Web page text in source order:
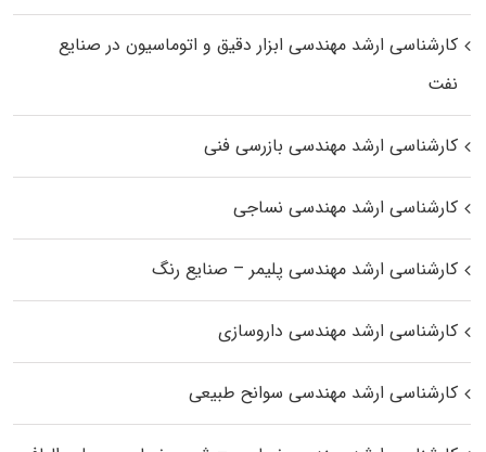
کارشناسی ارشد مهندسی ابزار دقیق و اتوماسیون در صنایع
نفت
کارشناسی ارشد مهندسی بازرسی فنی
کارشناسی ارشد مهندسی نساجی
کارشناسی ارشد مهندسی پلیمر – صنایع رنگ
کارشناسی ارشد مهندسی داروسازی
کارشناسی ارشد مهندسی سوانح طبیعی